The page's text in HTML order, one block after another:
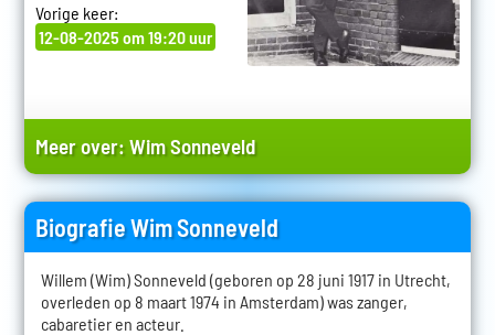
Vorige keer:
12-08-2025 om 19:20 uur
Meer over:Wim Sonneveld
Biografie Wim Sonneveld
Willem (Wim) Sonneveld (geboren op 28 juni 1917 in Utrecht,
overleden op 8 maart 1974 in Amsterdam) was zanger,
cabaretier en acteur.